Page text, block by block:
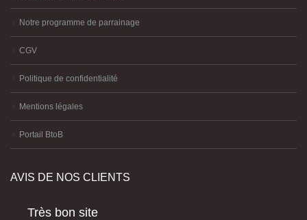
Notre programme de parrainage
CGV
Politique de confidentialité
Mentions légales
Portail BtoB
AVIS DE NOS CLIENTS
Très bon site